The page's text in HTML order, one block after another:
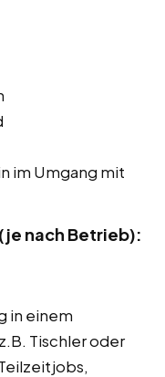
im Umgang mit
nach Betrieb):
in einem
Tischler oder